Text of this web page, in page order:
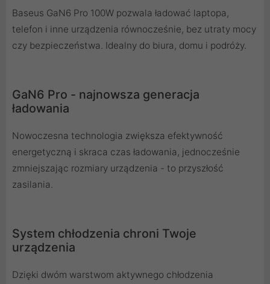
Baseus GaN6 Pro 100W pozwala ładować laptopa,
telefon i inne urządzenia równocześnie, bez utraty mocy
czy bezpieczeństwa. Idealny do biura, domu i podróży.
GaN6 Pro - najnowsza generacja
ładowania
Nowoczesna technologia zwiększa efektywność
energetyczną i skraca czas ładowania, jednocześnie
zmniejszając rozmiary urządzenia - to przyszłość
zasilania.
System chłodzenia chroni Twoje
urządzenia
Dzięki dwóm warstwom aktywnego chłodzenia